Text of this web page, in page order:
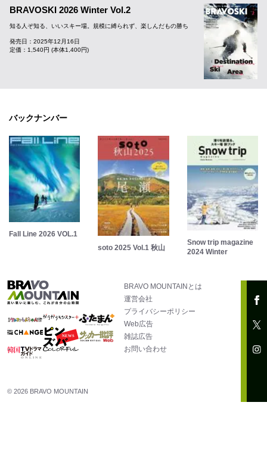
BRAVOSKI 2026 Winter Vol.2
知る人ぞ知る、いいスキー場。規模に縛られず、楽しんだもの勝ち
発売日：2025年12月16日
定価：1,540円 (本体1,400円)
バックナンバー
Fall Line 2026 VOL.1
soto 2025 Vol.1 秋山
Snow trip magazine
2024 Winter
BRAVO MOUNTAINとは
運営会社
プライバシーポリシー
Web広告
雑誌広告
お問い合わせ
© 2026 BRAVO MOUNTAIN